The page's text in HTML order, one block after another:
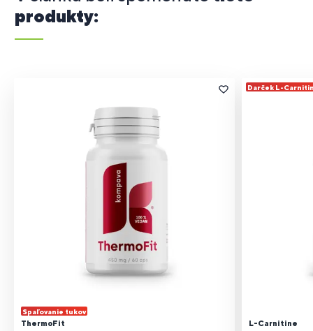
produkty:
Spaľovanie tukov
ThermoFit
Darček L-
L-Carnitine